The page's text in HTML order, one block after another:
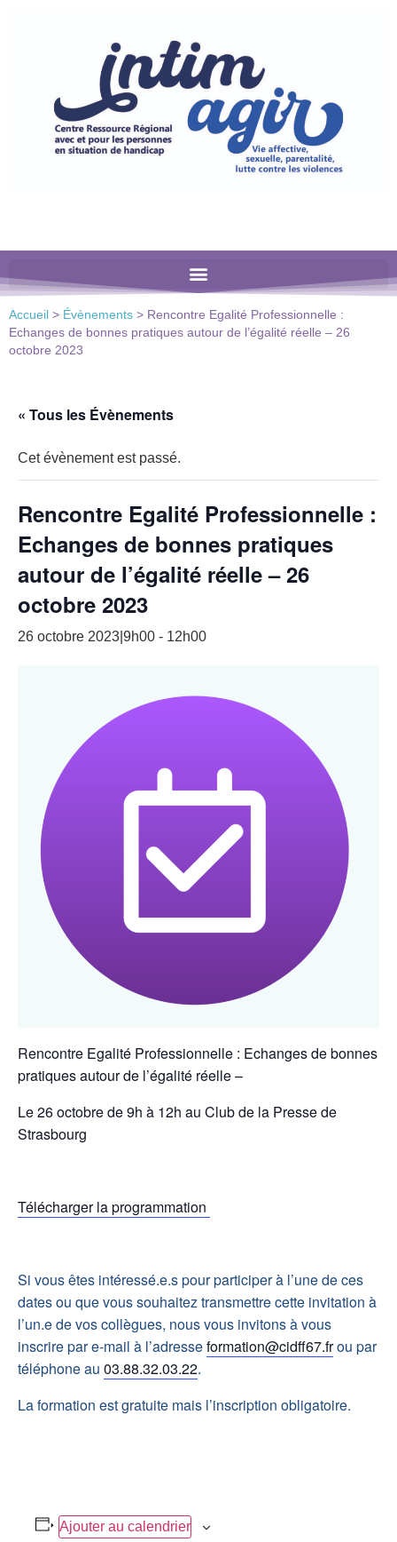
comprend
Accueil > Évènements > Rencontre Egalité Professionnelle :
Echanges de bonnes pratiques autour de l’égalité réelle – 26
octobre 2023
« Tous les Évènements
Cet évènement est passé.
Rencontre Egalité Professionnelle :
Echanges de bonnes pratiques
autour de l’égalité réelle – 26
octobre 2023
26 octobre 2023|9h00 - 12h00
Rencontre Egalité Professionnelle : Echanges de bonnes
pratiques autour de l’égalité réelle –
Le 26 octobre de 9h à 12h au Club de la Presse de
Strasbourg
Télécharger la programmation
Si vous êtes intéressé.e.s pour participer à l’une de ces
dates ou que vous souhaitez transmettre cette invitation à
l’un.e de vos collègues, nous vous invitons à vous
inscrire par e-mail à l’adresseformation@cidff67.frou par
téléphone au 03.88.32.03.22.
La formation est gratuite mais l’inscription obligatoire.
Ajouter au calendrier